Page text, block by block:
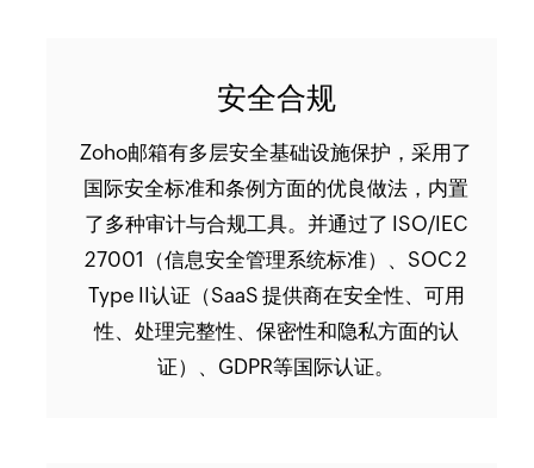
安全合规
Zoho邮箱有多层安全基础设施保护，采用了
国际安全标准和条例方面的优良做法，内置
了多种审计与合规工具。并通过了 ISO/IEC
27001（信息安全管理系统标准）、SOC 2
Type II认证（SaaS 提供商在安全性、可用
性、处理完整性、保密性和隐私方面的认
证）、GDPR等国际认证。